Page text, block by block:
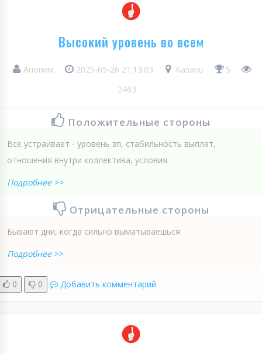
Высокий уровень во всем
Аноним 2025-05-26 21:13:03 Казань
5
2463
Положительные стороны
Все устраивает - уровень зп, стабильность выплат,
отношения внутри коллектива, условия.
Подробнее >>
Отрицательные стороны
Бывают дни, когда сильно выматываешься
Подробнее >>
0 0 Добавить комментарий